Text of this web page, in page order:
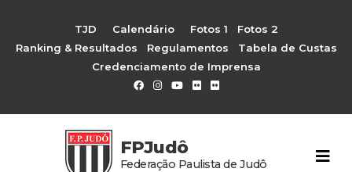
TJD Calendário Fotos 1
Fotos 2
Ranking & Resultados
Regulamentos
Tabela de Custas
Credenciamento de Imprensa
FPJudô
Federação Paulista de Judô